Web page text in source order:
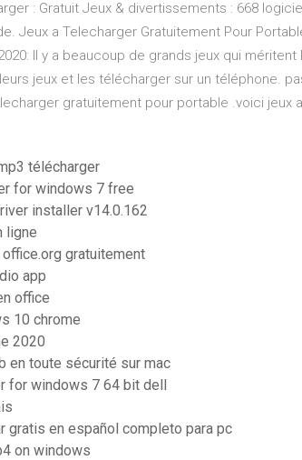
: Gratuit Jeux & divertissements : 668
Jeux a Telecharger Gratuitement Pour
Il y a beaucoup de grands jeux qui
jeux et les télécharger sur un téléphone.
gratuitement pour portable .voici jeux
télécharger
for windows 7 free
installer v14.0.162
ligne
gratuitement
app
office
10 chrome
2020
en toute sécurité sur mac
for windows 7 64 bit dell
gratis en español completo para pc
on windows